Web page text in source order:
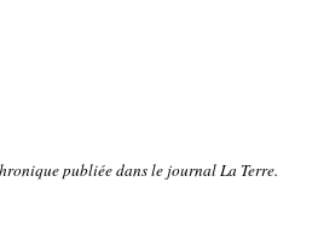
publiée dans le journal La Terre.